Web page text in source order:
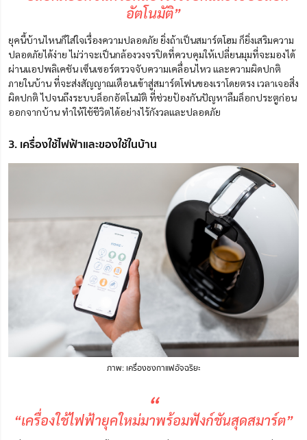
อัตโนมัติ”
ยุคนี้บ้านไหนก็ใส่ใจเรื่องความปลอดภัย ยิ่งถ้าเป็นสมาร์ตโฮม ก็ยิ่งเสริมความ
ปลอดภัยได้ง่ายไม่ว่าจะเป็นกล้องวงจรปิดที่ควบคุมให้เปลี่ยนมุมที่จะมองได้
ผ่านแอปพลิเคชัน เซ็นเซอร์ตรวจจับความเคลื่อนไหว และความผิดปกติ
ภายในบ้าน ที่จะส่งสัญญาณเตือนเข้าสู่สมาร์ตโฟนของเราโดยตรง เวลาเจอสิ่ง
ผิดปกติไปจนถึงระบบล็อกอัตโนมัติ ที่ช่วยป้องกันปัญหาลืมล็อกประตูก่อน
ออกจากบ้าน ทำให้ใช้ชีวิตได้อย่างไร้กังวลและปลอดภัย
3. เครื่องใช้ไฟฟ้าและของใช้ในบ้าน
ภาพ: เครื่องชงกาแฟอัจฉริยะ
“
“เครื่องใช้ไฟฟ้ายุคใหม่มาพร้อมฟังก์ชันสุดสมาร์ต”